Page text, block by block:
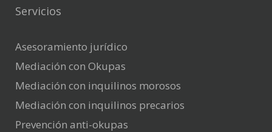
Servicios
Asesoramiento jurídico
Mediación con Okupas
Mediación con inquilinos morosos
Mediación con inquilinos precarios
Prevención anti-okupas